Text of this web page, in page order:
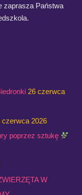
zaprasza Państwa
26 czerwca
czerwca 2026
poprzez sztukę
W